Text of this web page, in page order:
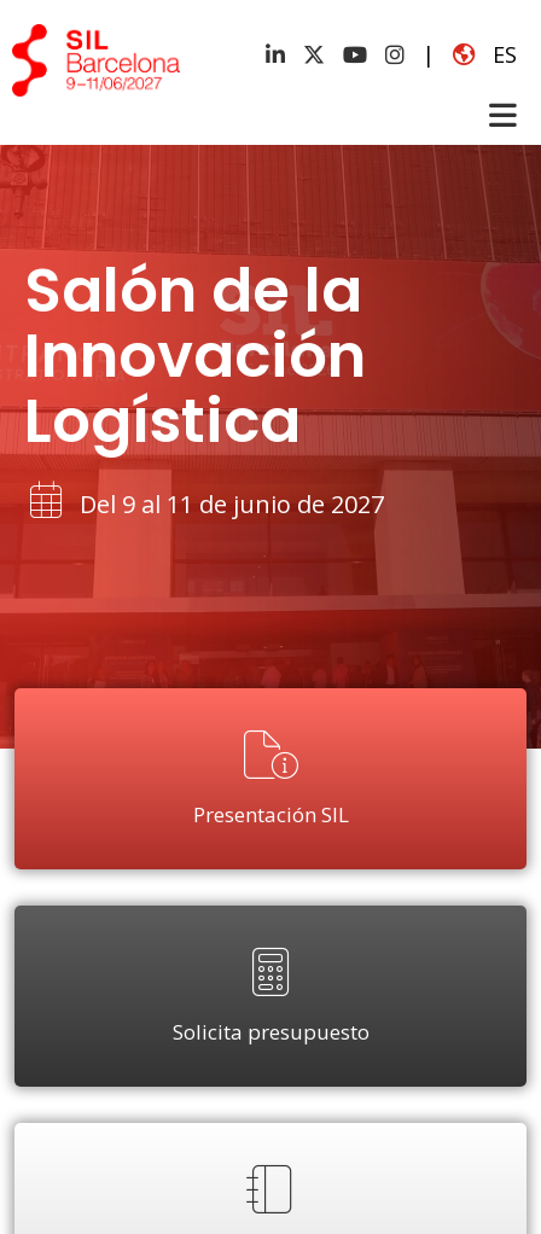
| ES
Salón de la
Innovación
Logística
Del 9 al 11 de junio de 2027
Presentación SIL
Solicita presupuesto